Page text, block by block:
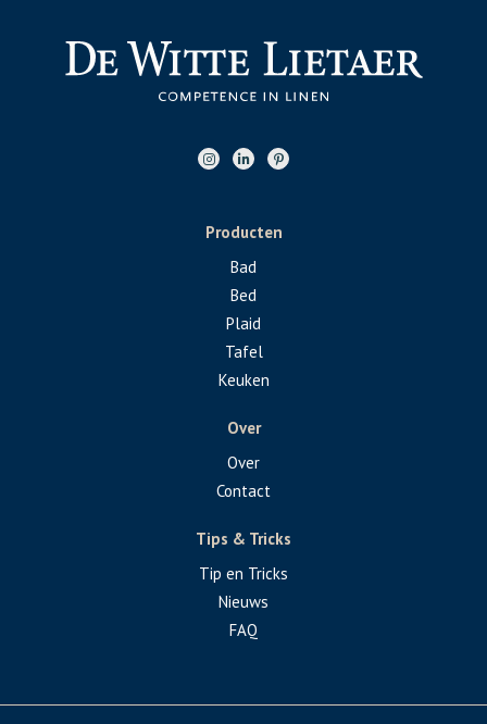
Producten
Bad
Bed
Plaid
Tafel
Keuken
Over
Over
Contact
Tips & Tricks
Tip en Tricks
Nieuws
FAQ